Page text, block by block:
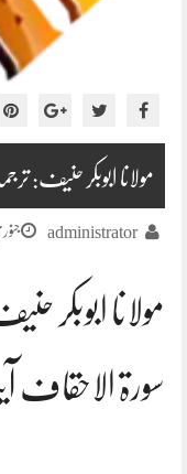
مولانا ابوبکر حنیف: ترجمہ و
administrator جنوری
مولانا ابوبکر
سورۃ الاحقاف آیت